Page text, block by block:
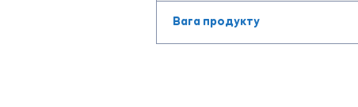
Вага продукту